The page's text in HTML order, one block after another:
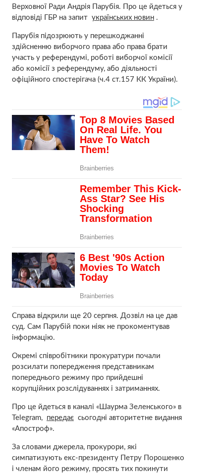
Верховної Ради Андрія Парубія. Про це йдеться у
відповіді ГБР на запит українських новин.
Парубія підозрюють у перешкоджанні
здійсненню виборчого права або права брати
участь у референдумі, роботі виборчої комісії
або комісії з референдуму, або діяльності
офіційного спостерігача (ч.4 ст.157 КК України).
Справа відкрили ще 20 серпня. Дозвіл на це дав
суд. Сам Парубій поки ніяк не прокоментував
інформацію.
Окремі співробітники прокуратури почали
розсилати попередження представникам
попереднього режиму про прийдешні
корупційних розслідуваннях і затриманнях.
Про це йдеться в каналі «Шаурма Зеленського» в
Telegram, передаєсьогодні авторитетне видання
«Апостроф».
За словами джерела, прокурори, які
симпатизують екс-президенту Петру Порошенко
і членам його режиму, просять тих покинути